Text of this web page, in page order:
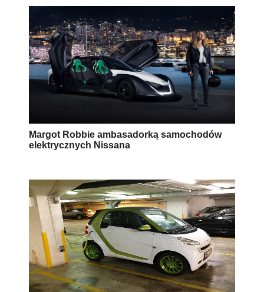
Margot Robbie ambasadorką samochodów
elektrycznych Nissana